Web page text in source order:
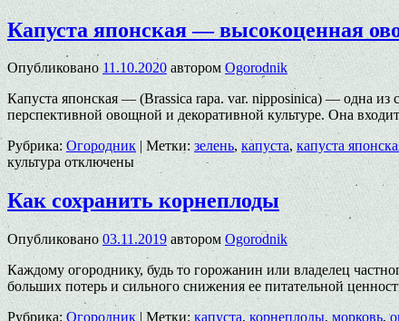
Капуста японская — высокоценная
Опубликовано 11.10.2020 автором Ogorodnik
Капуста японская — (Brassica rapa. var. nipposinica) — одна
перспективной овощной и декоративной культуре. Она
Рубрика: Огородник | Метки: зелень,капуста,капуста
культураотключены
Как сохранить корнеплоды
Опубликовано 03.11.2019 автором Ogorodnik
Каждому огороднику, будь то горожанин или владелец
больших потерь и сильного снижения ее питательной
Рубрика: Огородник | Метки: капуста,корнеплоды, морковь,